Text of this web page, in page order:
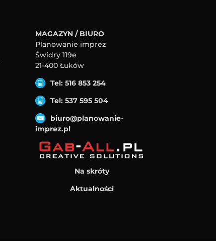
MAGAZYN / BIURO
Planowanie imprez
Świdry 119e
21-400 Łuków
Tel: 516 853 254
Tel: 537 595 504
biuro@planowanie-
imprez.pl
Na skróty
Aktualności